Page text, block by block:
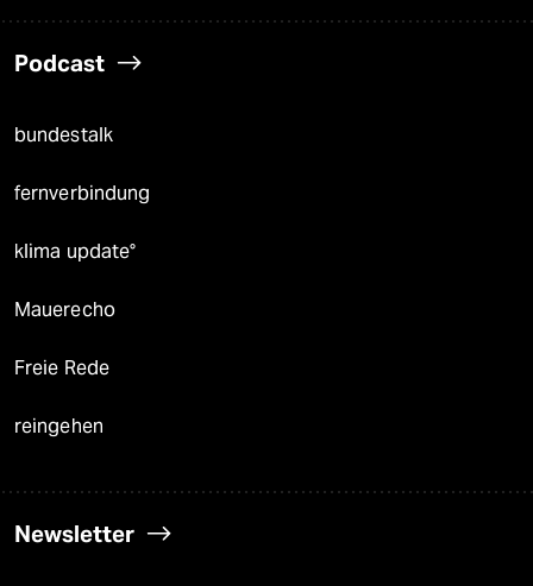
Podcast
bundestalk
fernverbindung
klima update°
Mauerecho
Freie Rede
reingehen
Newsletter